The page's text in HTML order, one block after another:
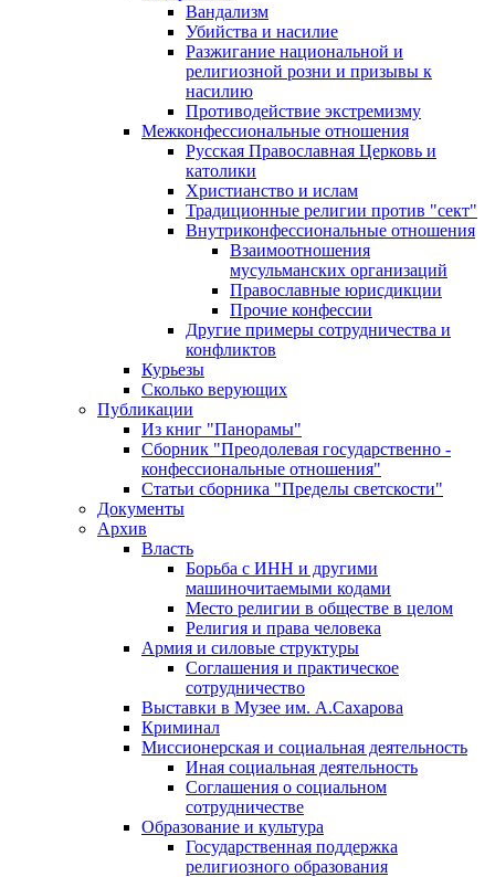
Вандализм
Убийства и насилие
Разжигание национальной и
религиозной розни и призывы к
насилию
Противодействие экстремизму
Межконфессиональные отношения
Русская Православная Церковь и
католики
Христианство и ислам
Традиционные религии против "сект"
Внутриконфессиональные отношения
Взаимоотношения
мусульманских организаций
Православные юрисдикции
Прочие конфессии
Другие примеры сотрудничества и
конфликтов
Курьезы
Сколько верующих
Публикации
Из книг "Панорамы"
Сборник "Преодолевая государственно -
конфессиональные отношения"
Статьи сборника "Пределы светскости"
Документы
Архив
Власть
Борьба с ИНН и другими
машиночитаемыми кодами
Место религии в обществе в целом
Религия и права человека
Армия и силовые структуры
Соглашения и практическое
сотрудничество
Выставки в Музее им. А.Сахарова
Криминал
Миссионерская и социальная деятельность
Иная социальная деятельность
Соглашения о социальном
сотрудничестве
Образование и культура
Государственная поддержка
религиозного образования